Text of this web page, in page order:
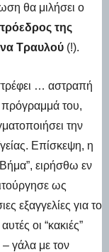
θα μιλήσει ο
της
Τραυλού (!).
… αστραπή
του,
την
Επίσκεψη, η
ειρήσθω εν
ως
εξαγγελίες για το
οι “κακιές”
– γάλα με τον